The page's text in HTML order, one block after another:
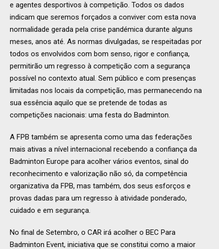
e agentes desportivos à competição. Todos os dados
indicam que seremos forçados a conviver com esta nova
normalidade gerada pela crise pandémica durante alguns
meses, anos até. As normas divulgadas, se respeitadas por
todos os envolvidos com bom senso, rigor e confiança,
permitirão um regresso à competição com a segurança
possível no contexto atual. Sem público e com presenças
limitadas nos locais da competição, mas permanecendo na
sua essência aquilo que se pretende de todas as
competições nacionais: uma festa do Badminton.
A FPB também se apresenta como uma das federações
mais ativas a nível internacional recebendo a confiança da
Badminton Europe para acolher vários eventos, sinal do
reconhecimento e valorização não só, da competência
organizativa da FPB, mas também, dos seus esforços e
provas dadas para um regresso à atividade ponderado,
cuidado e em segurança.
No final de Setembro, o CAR irá acolher o BEC Para
Badminton Event, iniciativa que se constitui como a maior